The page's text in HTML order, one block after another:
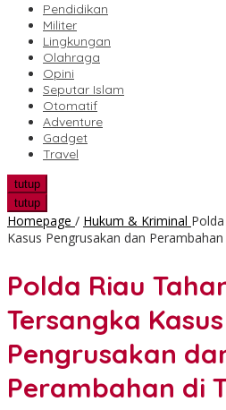
Pendidikan
Militer
Lingkungan
Olahraga
Opini
Seputar Islam
Otomatif
Adventure
Gadget
Travel
tutup
tutup
Homepage / Hukum & Kriminal
Kasus Pengrusakan dan
Polda Riau
Tersangka Kasus
Pengrusakan
Perambahan di